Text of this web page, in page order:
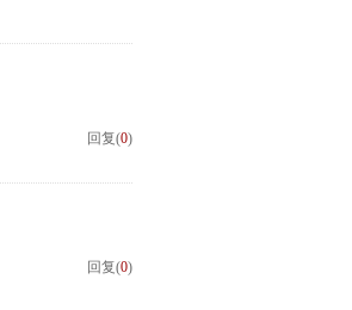
回复(0)
回复(0)